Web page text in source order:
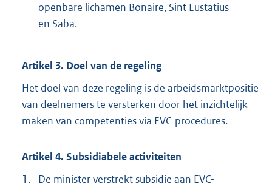
r
n
k
:
openbare lichamen Bonaire, Sint Eustatius
en Saba.
Artikel 3. Doel van de regeling
Het doel van deze regeling is de arbeidsmarktpositie
van deelnemers te versterken door het inzichtelijk
maken van competenties via EVC-procedures.
Artikel 4. Subsidiabele activiteiten
1.
De minister verstrekt subsidie aan EVC-